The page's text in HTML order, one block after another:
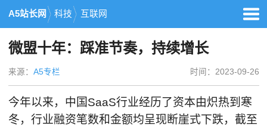
A5站长网 科技 互联网
微盟十年：踩准节奏，持续增长
来源： A5专栏 时间：2023-09-26
今年以来，中国SaaS行业经历了资本由炽热到寒
冬，行业融资笔数和金额均呈现断崖式下跌，截至